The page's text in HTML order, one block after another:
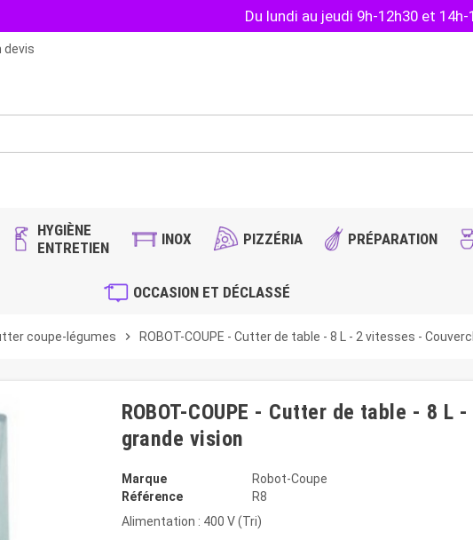
Du lundi au jeudi 9h-12h30 et
devis
HYGIÈNE
ENTRETIEN
INOX PIZZÉRIA PRÉPARATION
OCCASION ET DÉCLASSÉ
coupe-légumes chevron_right ROBOT-COUPE - Cutter de table - 8 L - 2 vitesses -
ROBOT-COUPE - Cutter de table - 8 L
grande vision
Marque
Robot-Coupe
Référence
R8
Alimentation : 400 V (Tri)